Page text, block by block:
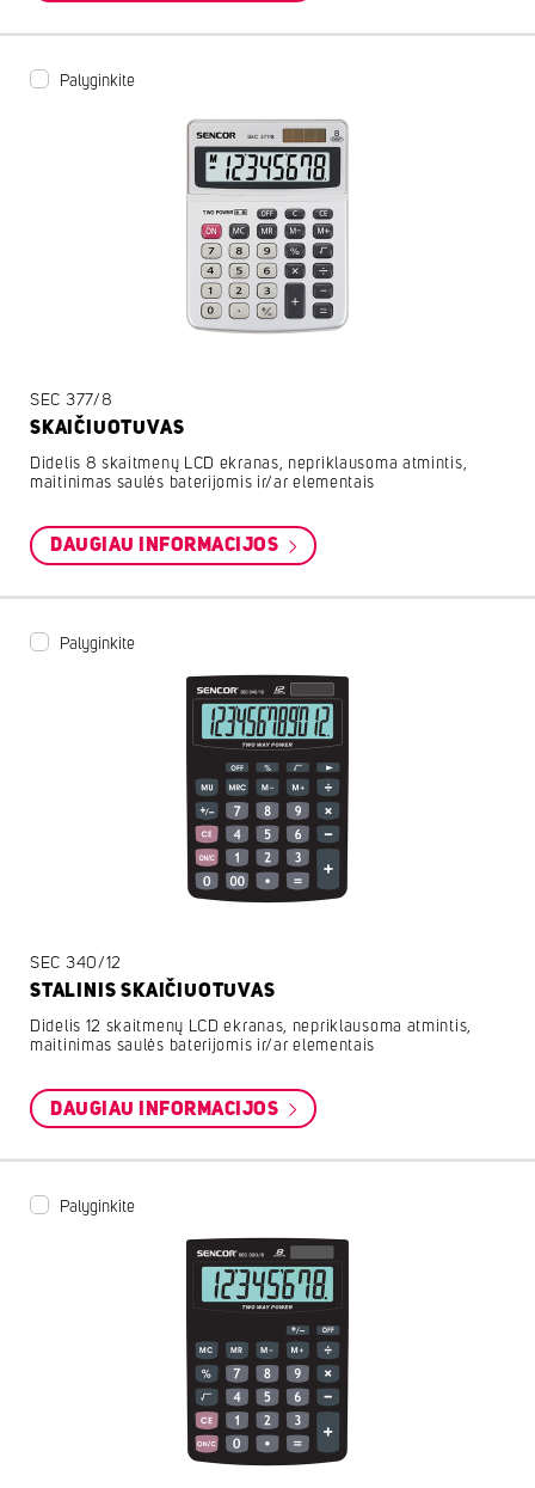
Palyginkite
SEC 377/8
SKAIČIUOTUVAS
Didelis 8 skaitmenų LCD ekranas, nepriklausoma atmintis,
maitinimas saulės baterijomis ir/ar elementais
DAUGIAU INFORMACIJOS
Palyginkite
SEC 340/12
STALINIS SKAIČIUOTUVAS
Didelis 12 skaitmenų LCD ekranas, nepriklausoma atmintis,
maitinimas saulės baterijomis ir/ar elementais
DAUGIAU INFORMACIJOS
Palyginkite